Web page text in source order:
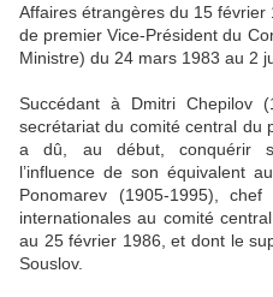
Affaires étrangères du 15
de premier Vice-Président du
Ministre) du 24 mars 1983 au 2
Succédant à Dmitri Chepilov
secrétariat du comité central du
a dû, au début, conquérir
l’influence de son équivalent
Ponomarev (1905-1995),
internationales au comité
au 25 février 1986, et dont le
Souslov.